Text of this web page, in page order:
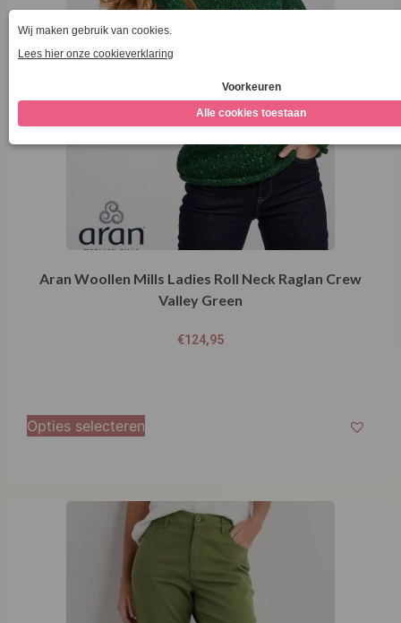
Aran Woollen Mills Ladies Roll Neck Raglan Crew
Valley Green
€124,95
Opties selecteren